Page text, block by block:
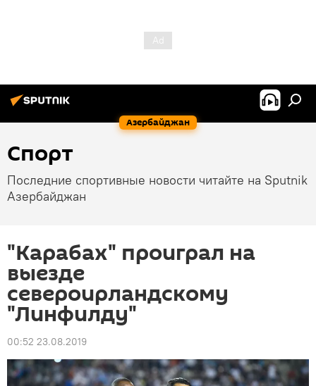
Азербайджан
Спорт
Последние спортивные новости читайте на Sputnik
Азербайджан
"Карабах" проиграл на
выезде
североирландскому
"Линфилду"
00:52 23.08.2019